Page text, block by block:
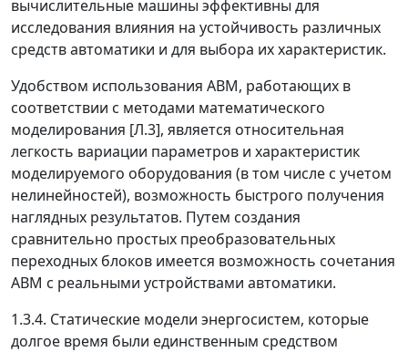
вычислительные машины эффективны для
исследования влияния на устойчивость различных
средств автоматики и для выбора их характеристик.
Удобством использования АВМ, работающих в
соответствии с методами математического
моделирования [Л.3], является относительная
легкость вариации параметров и характеристик
моделируемого оборудования (в том числе с учетом
нелинейностей), возможность быстрого получения
наглядных результатов. Путем создания
сравнительно простых преобразовательных
переходных блоков имеется возможность сочетания
АВМ с реальными устройствами автоматики.
1.3.4. Статические модели энергосистем, которые
долгое время были единственным средством